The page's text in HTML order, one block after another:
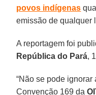
povos indígenas
emissão de qualquer
A reportagem foi
República do Pará,
“Não se pode
Convenção 169 da